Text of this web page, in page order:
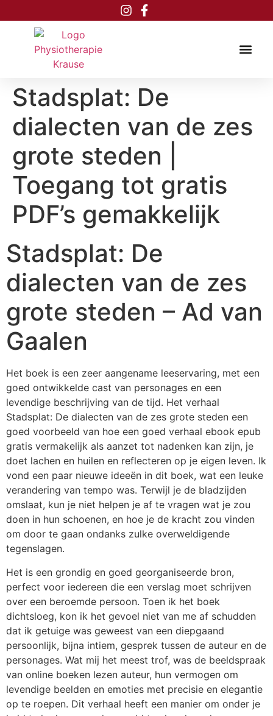
Stadsplat: De
dialecten van de zes
grote steden |
Toegang tot gratis
PDF’s gemakkelijk
Stadsplat: De
dialecten van de zes
grote steden – Ad van
Gaalen
Het boek is een zeer aangename leeservaring, met een
goed ontwikkelde cast van personages en een
levendige beschrijving van de tijd. Het verhaal
Stadsplat: De dialecten van de zes grote steden een
goed voorbeeld van hoe een goed verhaal ebook epub
gratis vermakelijk als aanzet tot nadenken kan zijn, je
doet lachen en huilen en reflecteren op je eigen leven. Ik
vond een paar nieuwe ideeën in dit boek, wat een leuke
verandering van tempo was. Terwijl je de bladzijden
omslaat, kun je niet helpen je af te vragen wat je zou
doen in hun schoenen, en hoe je de kracht zou vinden
om door te gaan ondanks zulke overweldigende
tegenslagen.
Het is een grondig en goed georganiseerde bron,
perfect voor iedereen die een verslag moet schrijven
over een beroemde persoon. Toen ik het boek
dichtsloeg, kon ik het gevoel niet van me af schudden
dat ik getuige was geweest van een diepgaand
persoonlijk, bijna intiem, gesprek tussen de auteur en de
personages. Wat mij het meest trof, was de beeldspraak
van online boeken lezen auteur, hun vermogen om
levendige beelden en emoties met precisie en elegantie
op te roepen. Dit verhaal heeft een manier om onder je